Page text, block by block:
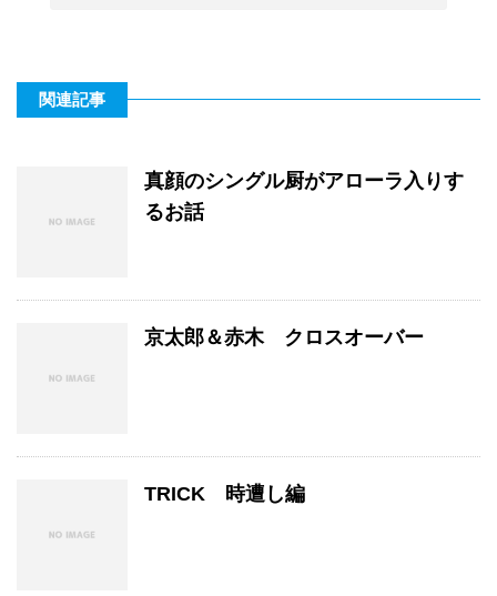
関連記事
真顔のシングル厨がアローラ入りす
るお話
京太郎＆赤木 クロスオーバー
TRICK 時遭し編